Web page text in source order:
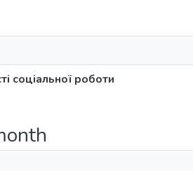
соціальної роботи